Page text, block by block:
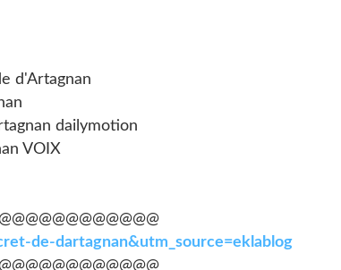
d'Artagnan
dailymotion
VOIX
de-dartagnan&utm_source=eklablog